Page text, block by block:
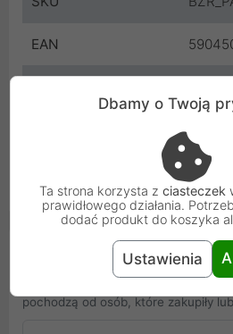
EAN
producenta
Osoba odpowiedzialna i
Uniwersalna informacja o
Opinie Klientów
pochodzą od osób, które zakupiły
Dbamy o Twoją
Ta strona korzysta z ciasteczek
prawidłowego działania.
dodać produkt do koszyka
Ustawienia